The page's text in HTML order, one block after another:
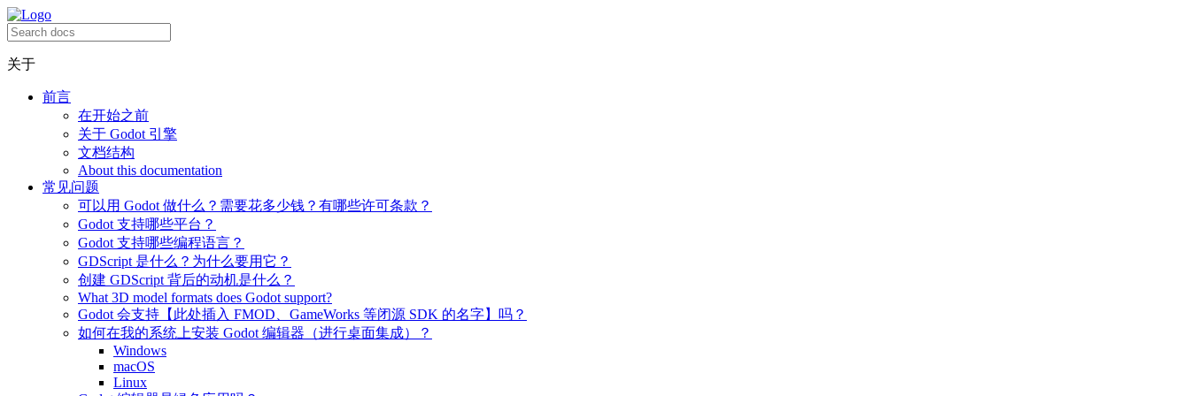
关于
前言
在开始之前
关于 Godot 引擎
文档结构
About this documentation
常见问题
可以用 Godot 做什么？需要花多少钱？有哪些许可条款？
Godot 支持哪些平台？
Godot 支持哪些编程语言？
GDScript 是什么？为什么要用它？
创建 GDScript 背后的动机是什么？
What 3D model formats does Godot support?
Godot 会支持【此处插入 FMOD、GameWorks 等闭源 SDK 的名字】吗？
如何在我的系统上安装 Godot 编辑器（进行桌面集成）？
Windows
macOS
Linux